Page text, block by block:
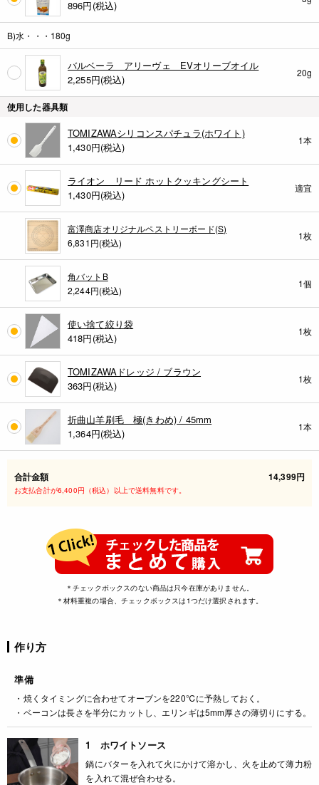
896円(税込)
B)水・・・180g
バルベーラ アリーヴェ EVオリーブオイル
2,255円(税込)
20g
使用した器具類
TOMIZAWAシリコンスパチュラ(ホワイト)
1,430円(税込)
1本
ライオン リード ホットクッキングシート
1,430円(税込)
適宜
富澤商店オリジナルペストリーボード(S)
6,831円(税込)
1枚
角バットB
2,244円(税込)
1個
使い捨て絞り袋
418円(税込)
1枚
TOMIZAWAドレッジ / ブラウン
363円(税込)
1枚
折曲山羊刷毛 極(きわめ) / 45mm
1,364円(税込)
1本
合計金額 14,399円
お支払合計が6,400円（税込）以上で送料無料です。
＊チェックボックスのない商品は只今在庫がありません。
＊材料重複の場合、チェックボックスは1つだけ選択されます。
作り方
準備
・焼くタイミングに合わせてオーブンを220℃に予熱しておく。
・ベーコンは長さを半分にカットし、エリンギは5mm厚さの薄切りにする。
1 ホワイトソース
鍋にバターを入れて火にかけて溶かし、火を止めて薄力粉
を入れて混ぜ合わせる。